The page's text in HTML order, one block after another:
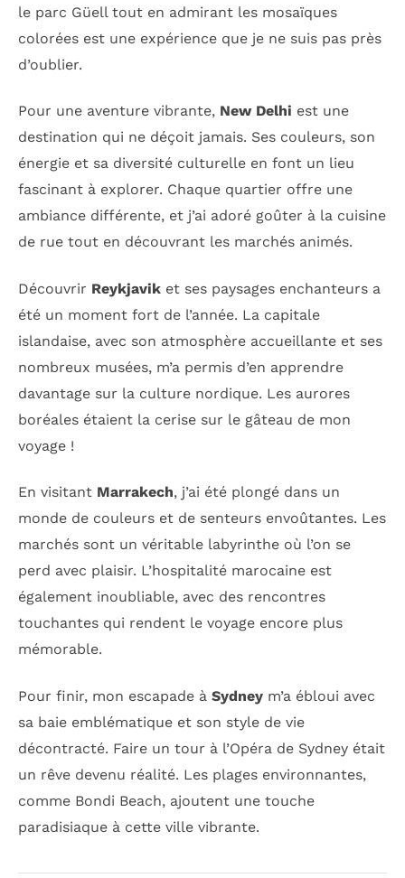
le parc Güell tout en admirant les mosaïques
colorées est une expérience que je ne suis pas près
d’oublier.
Pour une aventure vibrante, New Delhi est une
destination qui ne déçoit jamais. Ses couleurs, son
énergie et sa diversité culturelle en font un lieu
fascinant à explorer. Chaque quartier offre une
ambiance différente, et j’ai adoré goûter à la cuisine
de rue tout en découvrant les marchés animés.
Découvrir Reykjavik et ses paysages enchanteurs a
été un moment fort de l’année. La capitale
islandaise, avec son atmosphère accueillante et ses
nombreux musées, m’a permis d’en apprendre
davantage sur la culture nordique. Les aurores
boréales étaient la cerise sur le gâteau de mon
voyage !
En visitant Marrakech, j’ai été plongé dans un
monde de couleurs et de senteurs envoûtantes. Les
marchés sont un véritable labyrinthe où l’on se
perd avec plaisir. L’hospitalité marocaine est
également inoubliable, avec des rencontres
touchantes qui rendent le voyage encore plus
mémorable.
Pour finir, mon escapade à Sydney m’a ébloui avec
sa baie emblématique et son style de vie
décontracté. Faire un tour à l’Opéra de Sydney était
un rêve devenu réalité. Les plages environnantes,
comme Bondi Beach, ajoutent une touche
paradisiaque à cette ville vibrante.